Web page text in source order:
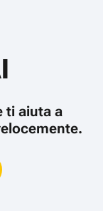
ti aiuta a